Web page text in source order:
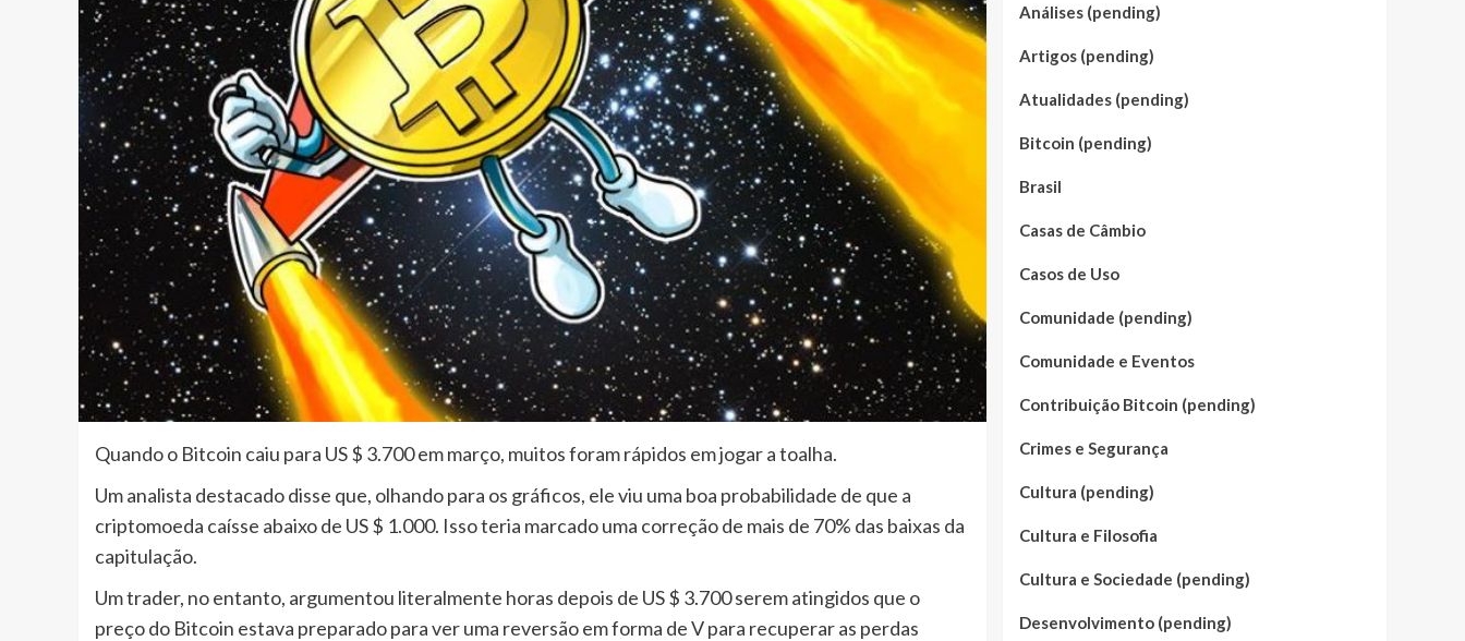
Quando o Bitcoin caiu para US $ 3.700 em março, muitos foram rápidos em jogar a toalha.
Um analista destacado disse que, olhando para os gráficos, ele viu uma boa probabilidade de que a
criptomoeda caísse abaixo de US $ 1.000. Isso teria marcado uma correção de mais de 70% das baixas da
capitulação.
Um trader, no entanto, argumentou literalmente horas depois de US $ 3.700 serem atingidos que o
preço do Bitcoin estava preparado para ver uma reversão em forma de V para recuperar as perdas
Análises (pending)
Artigos (pending)
Atualidades (pending)
Bitcoin (pending)
Brasil
Casas de Câmbio
Casos de Uso
Comunidade (pending)
Comunidade e Eventos
Contribuição Bitcoin (pending)
Crimes e Segurança
Cultura (pending)
Cultura e Filosofia
Cultura e Sociedade (pending)
Desenvolvimento (pending)